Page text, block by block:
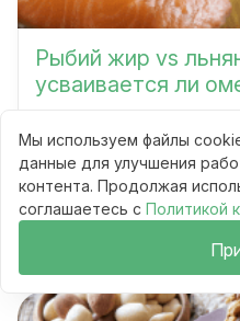
Рыбий жир vs
усваивается ли
Сравнения
10 мин
69
Мы используем файлы
данные для улучшения
контента. Продолжая
соглашаетесь с Политикой